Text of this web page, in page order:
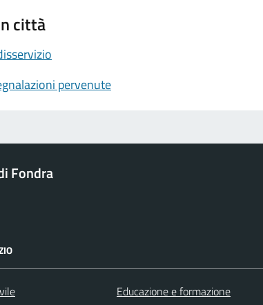
città
pervenute
Fondra
Educazione e formazione